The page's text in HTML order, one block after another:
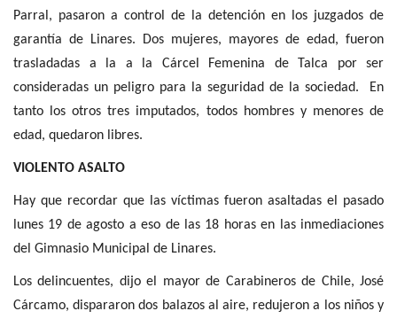
Parral, pasaron a control de la detención en los juzgados de
garantía de Linares. Dos mujeres, mayores de edad, fueron
trasladadas a la a la Cárcel Femenina de Talca por ser
consideradas un peligro para la seguridad de la sociedad. En
tanto los otros tres imputados, todos hombres y menores de
edad, quedaron libres.
VIOLENTO ASALTO
Hay que recordar que las víctimas fueron asaltadas el pasado
lunes 19 de agosto a eso de las 18 horas en las inmediaciones
del Gimnasio Municipal de Linares.
Los delincuentes, dijo el mayor de Carabineros de Chile, José
Cárcamo, dispararon dos balazos al aire, redujeron a los niños y